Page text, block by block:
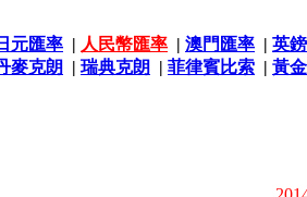
元匯率 | 人民幣匯率 | 澳門匯率 | 英
麥克朗 | 瑞典克朗 | 菲律賓比索 | 黃